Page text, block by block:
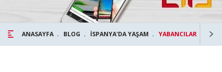
ANASAYFA BLOG İSPANYA'DA YAŞAM YABANCILAR İÇİN